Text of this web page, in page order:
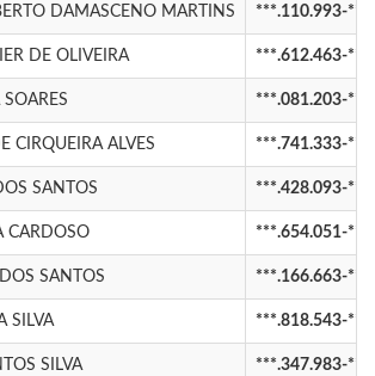
DAMASCENO MARTINS ***.110.993-**
DE OLIVEIRA ***.612.463-**
***.081.203-**
CIRQUEIRA ALVES ***.741.333-**
SANTOS ***.428.093-**
CARDOSO ***.654.051-**
SANTOS ***.166.663-**
SILVA ***.818.543-**
SILVA ***.347.983-**